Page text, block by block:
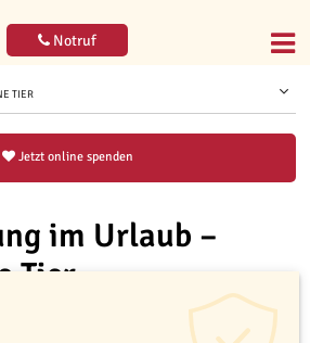
Notruf
TIER
Jetzt online spenden
im Urlaub –
Tier
und kleine Heimtiere gut